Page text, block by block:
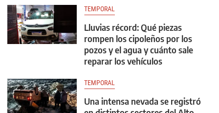
TEMPORAL
Lluvias récord: Qué piezas
rompen los cipoleños por los
pozos y el agua y cuánto sale
reparar los vehículos
TEMPORAL
Una intensa nevada se registró